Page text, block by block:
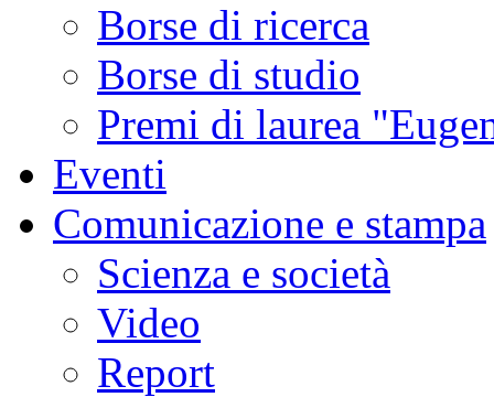
Borse di ricerca
Borse di studio
Premi di laurea
Eventi
Comunicazione e stampa
Scienza e società
Video
Report